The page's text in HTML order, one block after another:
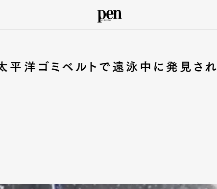
平洋ゴミベルトで遠泳中に発見され